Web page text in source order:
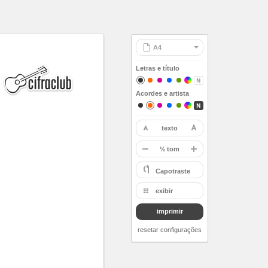
Letras e título
Acordes e artista
texto
restaurar
- ½ tom
A
Bb
B
C
D
Capotraste
exibir
imprimir
resetar configurações